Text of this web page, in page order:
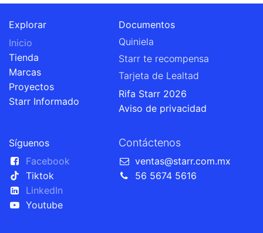
Explorar
Inicio
Tienda
Marcas
Proyectos
Starr Informado
Documentos
Quiniela
Starr te recompensa
Tarjeta de Lealtad
Rifa Starr 2026
Aviso de privacidad
Síguenos
Facebook
Tiktok
LinkedIn
Youtube
Contáctenos
ventas@starr.com.mx
56 5674 5616